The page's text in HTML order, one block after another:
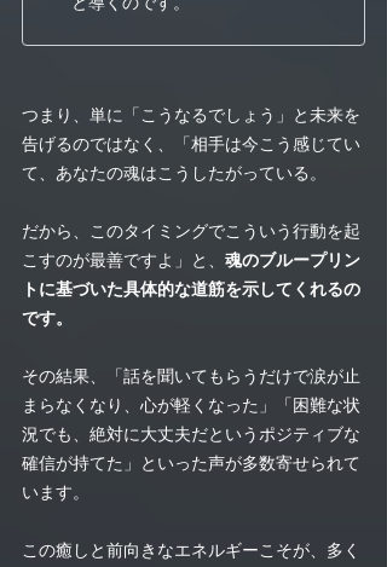
つまり、単に「こうなるでしょう」と未来を
告げるのではなく、「相手は今こう感じてい
て、あなたの魂はこうしたがっている。
だから、このタイミングでこういう行動を起
こすのが最善ですよ」と、 魂のブループリン
トに基づいた具体的な道筋を示してくれるの
です。
その結果、「話を聞いてもらうだけで涙が止
まらなくなり、心が軽くなった」「困難な状
況でも、絶対に大丈夫だというポジティブな
確信が持てた」といった声が多数寄せられて
います。
この癒しと前向きなエネルギーこそが、多く